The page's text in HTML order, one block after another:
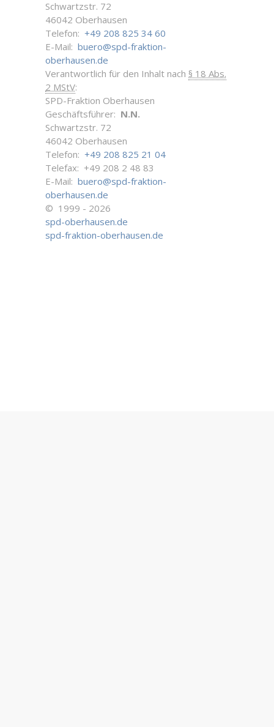
Schwartzstr. 72
46042 Oberhausen
Telefon: +49 208 825 34 60
E-Mail: buero@spd-fraktion-
oberhausen.de
Verantwortlich für den Inhalt nach § 18 Abs.
2 MStV:
SPD-Fraktion Oberhausen
Geschäftsführer: N.N.
Schwartzstr. 72
46042 Oberhausen
Telefon: +49 208 825 21 04
Telefax: +49 208 2 48 83
E-Mail: buero@spd-fraktion-
oberhausen.de
© 1999 - 2026
spd-oberhausen.de
spd-fraktion-oberhausen.de